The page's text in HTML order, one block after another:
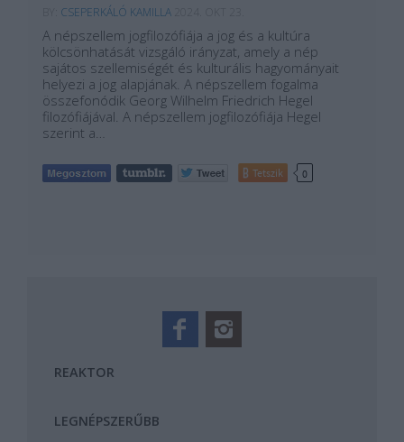
CSEPERKÁLÓ KAMILLA
A népszellem jogfilozófiája a jog és a kultúra
kölcsönhatását vizsgáló irányzat, amely a nép
sajátos szellemiségét és kulturális hagyományait
helyezi a jog alapjának. A népszellem fogalma
összefonódik Georg Wilhelm Friedrich Hegel
filozófiájával. A népszellem jogfilozófiája Hegel
szerint a…
Tetszik 0
REAKTOR
LEGNÉPSZERŰBB